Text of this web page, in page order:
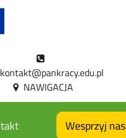
Wesprzyj nas